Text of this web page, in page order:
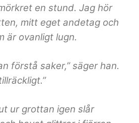
en stund. Jag hör
mitt eget andetag och
är ovanligt lugn.
förstå saker,” säger han.
ur grottan igen slår